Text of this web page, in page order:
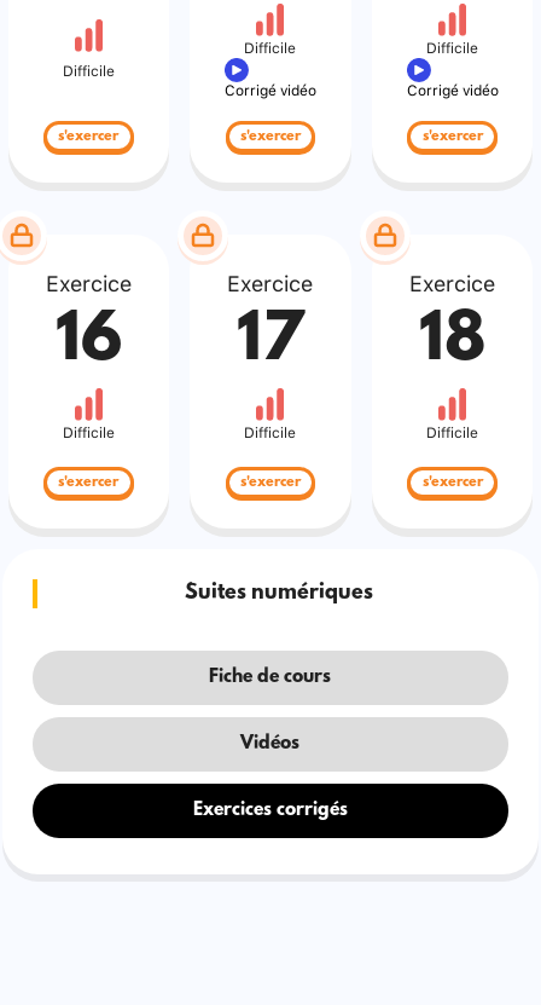
Difficile
s'exercer
Difficile
Corrigé vidéo
s'exercer
Difficile
Corrigé vidéo
s'exercer
Exercice
16
Difficile
s'exercer
Exercice
17
Difficile
s'exercer
Exercice
18
Difficile
s'exercer
Suites numériques
Fiche de cours
Vidéos
Exercices corrigés